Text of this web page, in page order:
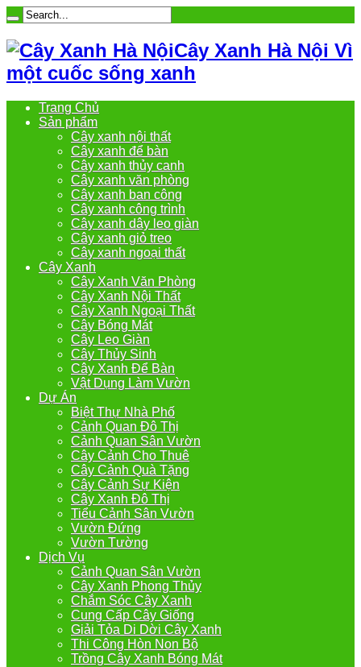
Cây Xanh Hà Nội Vì
một cuốc sống xanh
Trang Chủ
Sản phẩm
Cây xanh nội thất
Cây xanh để bàn
Cây xanh thủy canh
Cây xanh văn phòng
Cây xanh ban công
Cây xanh công trình
Cây xanh dây leo giàn
Cây xanh giỏ treo
Cây xanh ngoại thất
Cây Xanh
Cây Xanh Văn Phòng
Cây Xanh Nội Thất
Cây Xanh Ngoại Thất
Cây Bóng Mát
Cây Leo Giàn
Cây Thủy Sinh
Cây Xanh Để Bàn
Vật Dụng Làm Vườn
Dự Án
Biệt Thự Nhà Phố
Cảnh Quan Đô Thị
Cảnh Quan Sân Vườn
Cây Cảnh Cho Thuê
Cây Cảnh Quà Tặng
Cây Cảnh Sự Kiện
Cây Xanh Đô Thị
Tiểu Cảnh Sân Vườn
Vườn Đứng
Vườn Tường
Dịch Vụ
Cảnh Quan Sân Vườn
Cây Xanh Phong Thủy
Chắm Sóc Cây Xanh
Cung Cấp Cây Giống
Giải Tỏa Di Dời Cây Xanh
Thi Công Hòn Non Bộ
Trồng Cây Xanh Bóng Mát